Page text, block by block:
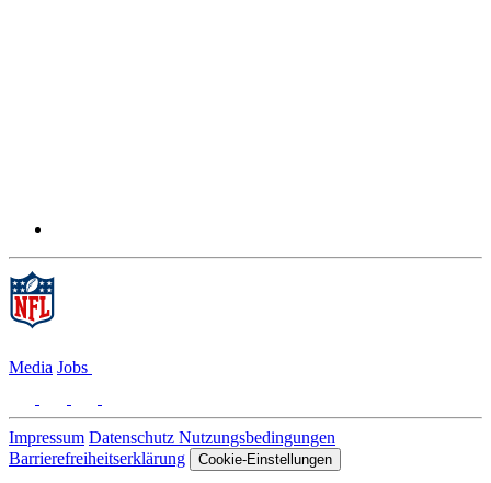
Media Jobs
Impressum Datenschutz Nutzungsbedingungen
Barrierefreiheitserklärung
Cookie-Einstellungen